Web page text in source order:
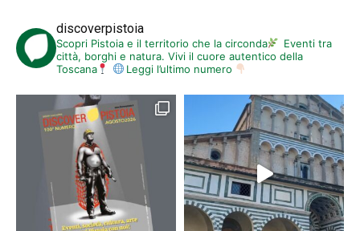
discoverpistoia
Scopri Pistoia e il territorio che la circonda
Eventi tra
città, borghi e natura. Vivi il cuore autentico della
Toscana
Leggi l’ultimo numero